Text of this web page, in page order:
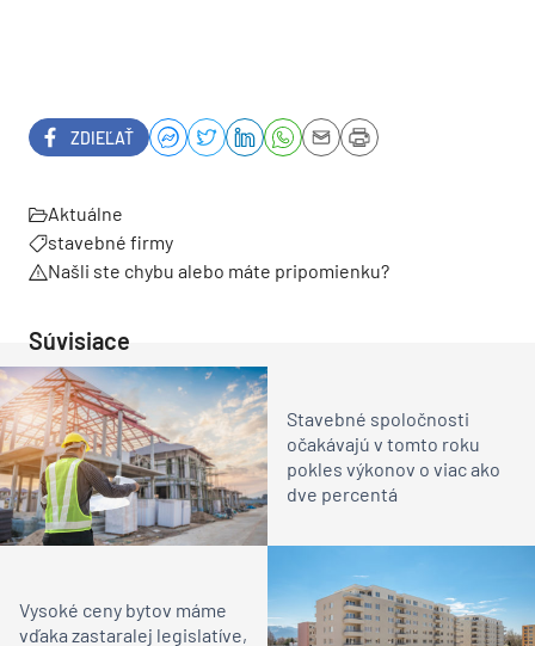
ZDIEĽAŤ
Aktuálne
stavebné firmy
Našli ste chybu alebo máte pripomienku?
Súvisiace
Stavebné spoločnosti
očakávajú v tomto roku
pokles výkonov o viac ako
dve percentá
Vysoké ceny bytov máme
vďaka zastaralej legislatíve,